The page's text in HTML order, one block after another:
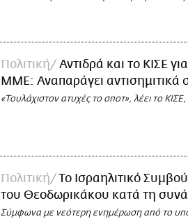
Πολιτική
Αντιδρά και το ΚΙΣΕ
ΜΜΕ: Αναπαράγει αντισημιτικά
«Τουλάχιστον ατυχές το σποτ», λέει το
Πολιτική
Το Ισραηλιτικό
του Θεοδωρικάκου κατά τη
Σύμφωνα με νεότερη ενημέρωση από το